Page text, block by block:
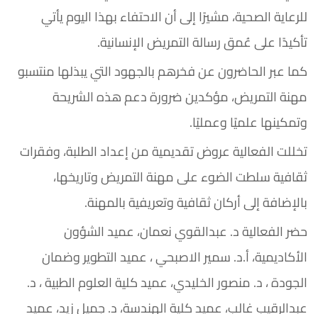
للرعاية الصحية، مشيرًا إلى أن الاحتفاء بهذا اليوم يأتي
تأكيدًا على عُمق رسالة التمريض الإنسانية.
كما عبر الحاضرون عن فخرهم بالجهود التي يبذلها منتسبو
مهنة التمريض، مؤكدين ضرورة دعم هذه الشريحة
وتمكينها علميًا وعمليًا.
تخللت الفعالية عروض تقديمية من إعداد الطلبة، وفقرات
ثقافية سلطت الضوء على مهنة التمريض وتاريخها،
بالإضافة إلى أركان ثقافية وتعريفية بالمهنة.
حضر الفعالية د. عبدالقوي نعمان، عميد الشؤون
الأكاديمية، أ.د. سمير الاصبحي ، عميد التطوير وضمان
الجودة ، د. منصور الخليدي، عميد كلية العلوم الطبية ، د.
عبدالرقيب غالب، عميد كلية الهندسة، د. جميل زيد، عميد